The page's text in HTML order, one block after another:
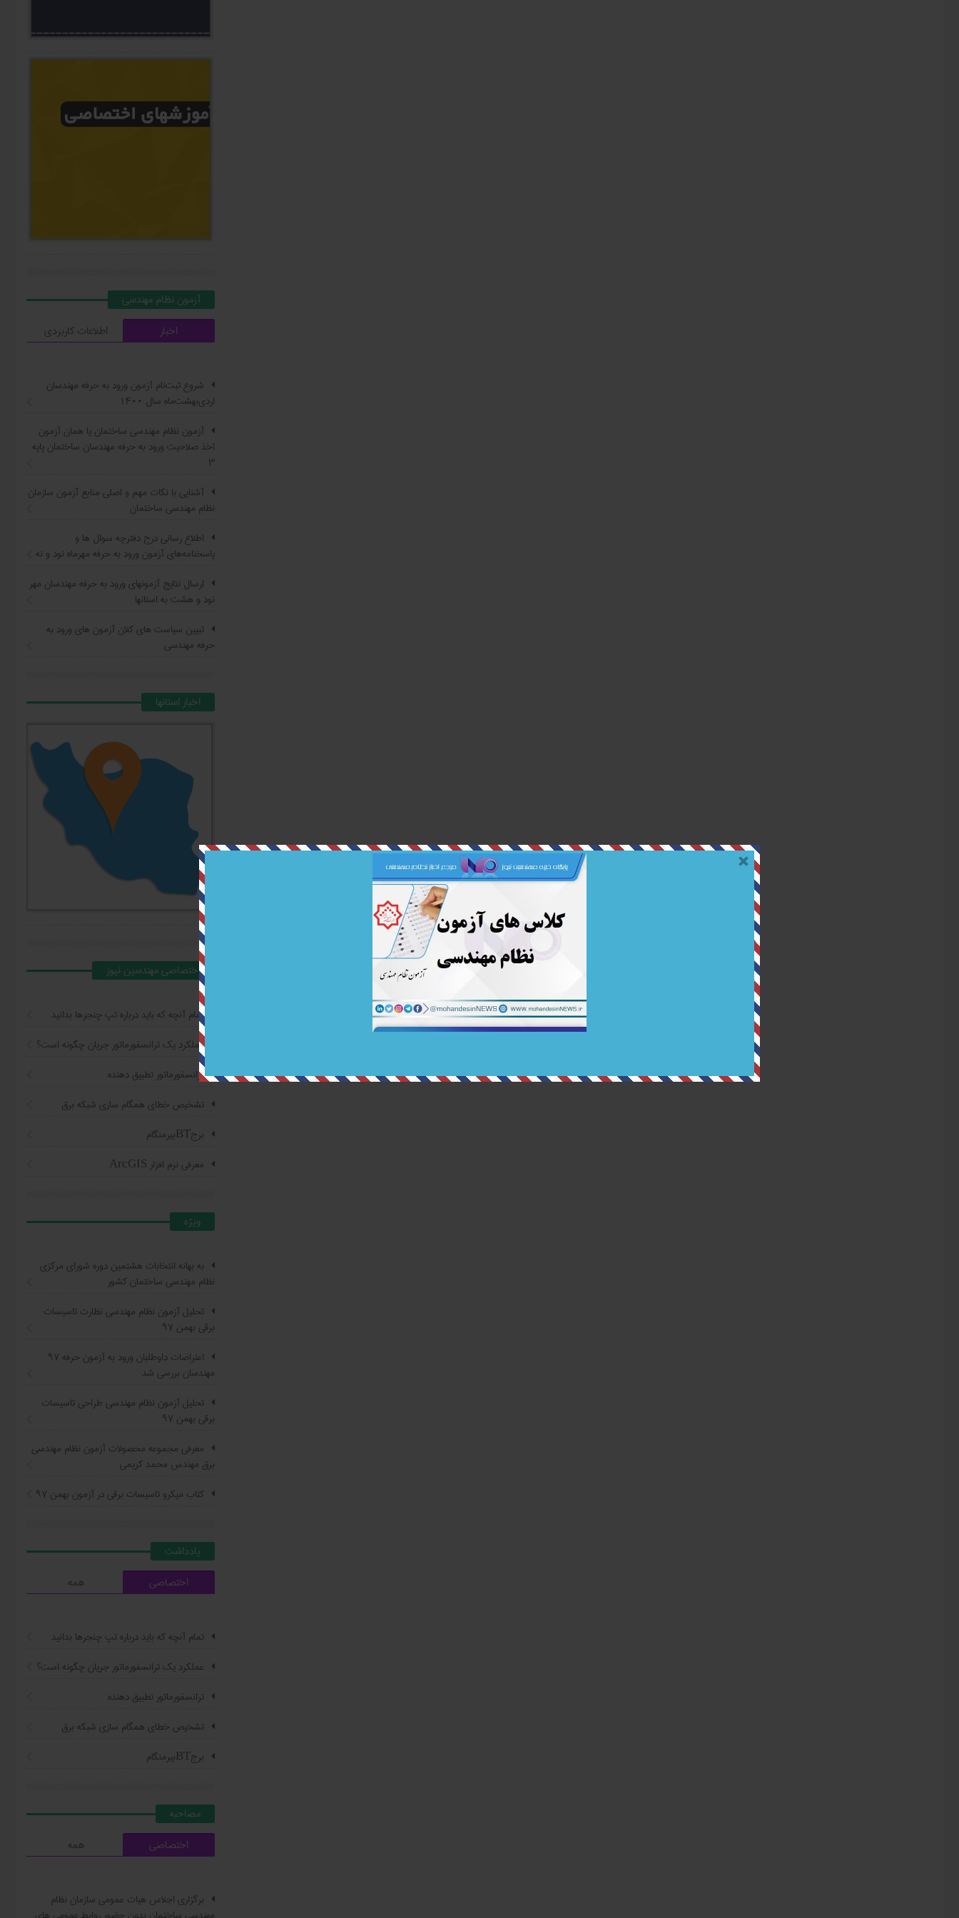
آزمون نظام مهندسي
اخبار
اطلاعات کاربردی
شروع ثبت‌نام آزمون ورود به حرفه مهندسان
اردی‌بهشت‌ماه سال ۱۴۰۰
آزمون نظام مهندسی ساختمان یا همان آزمون
اخذ صلاحیت ورود به حرفه مهندسان ساختمان پایه
۳
آشنایی با نکات مهم و اصلی منابع آزمون سازمان
نظام مهندسی ساختمان
اطلاع ‏رسانی درج دفترچه سوال ‌ها و
پاسخنامه‌های آزمون ورود به حرفه مهرماه نود و نه
ارسال نتایج آزمونهای ورود به حرفه مهندسان مهر
نود و هشت به استانها
تبیین سیاست ‌های کلان آزمون های ورود به
حرفه مهندسی
اخبار استانها
اختصاصي مهندسين نيوز
تمام آنچه که باید درباره تپ چنجرها بدانید
عملکرد یک ترانسفورماتور جریان چگونه است؟
ترانسفورماتور تطبیق دهنده
تشخیص خطای همگام سازی شبکه برق
برجBTبیرمنگام
معرفی نرم افزار ArcGIS
ويژه
به بهانه انتخابات هشتمین دوره شورای مرکزی
نظام مهندسی ساختمان کشور
تحلیل آزمون نظام مهندسی نظارت تاسیسات
برقی بهمن ۹۷
اعتراضات داوطلبان ورود به آزمون حرفه ٩٧
مهندسان بررسی شد
تحلیل آزمون نظام مهندسی طراحی تاسیسات
برقی بهمن ۹۷
معرفی مجموعه محصولات آزمون نظام مهندسی
برق مهندس محمد کریمی
کتاب ميکرو تاسيسات برقي در آزمون بهمن ۹۷
يادداشت
اختصاصی
همه
تمام آنچه که باید درباره تپ چنجرها بدانید
عملکرد یک ترانسفورماتور جریان چگونه است؟
ترانسفورماتور تطبیق دهنده
تشخیص خطای همگام سازی شبکه برق
برجBTبیرمنگام
مصاحبه
اختصاصی
همه
برگزاری اجلاس هیات عمومی سازمان نظام